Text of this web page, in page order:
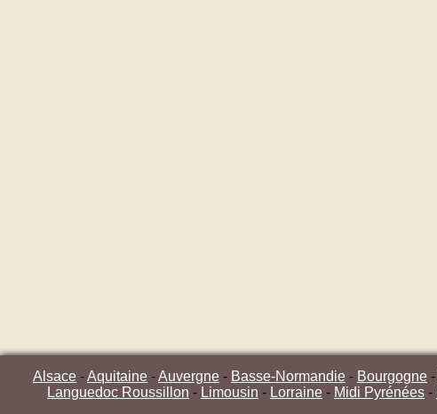
Alsace -Aquitaine -Auvergne - Basse-Normandie - Bourgogne -
Languedoc Roussillon - Limousin - Lorraine - Midi Pyrénées -